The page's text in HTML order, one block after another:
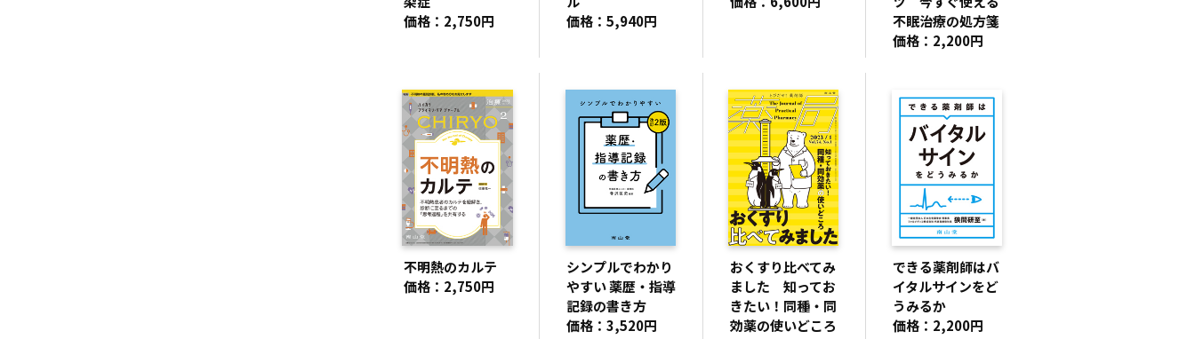
価格：2,750円
価格：5,940円
不眠治療の処方箋
価格：2,200円
不明熱のカルテ
価格：2,750円
シンプルでわかり
やすい 薬歴・指導
記録の書き方
価格：3,520円
おくすり比べてみ
ました 知ってお
きたい！同種・同
効薬の使いどころ
できる薬剤師はバ
イタルサインをど
うみるか
価格：2,200円